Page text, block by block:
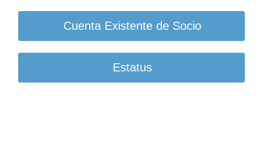
Cuenta Existente de Socio
Estatus